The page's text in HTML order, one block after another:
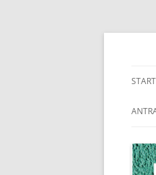
START